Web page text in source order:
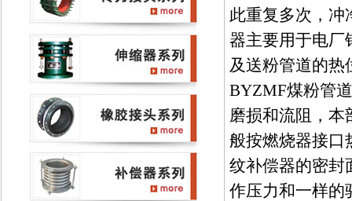
此重复多次，冲
器主要用于电厂
及送粉管道的热
BYZMF煤粉管
磨损和流阻，本
般按燃烧器接口
纹补偿器的密封
作压力和一样的